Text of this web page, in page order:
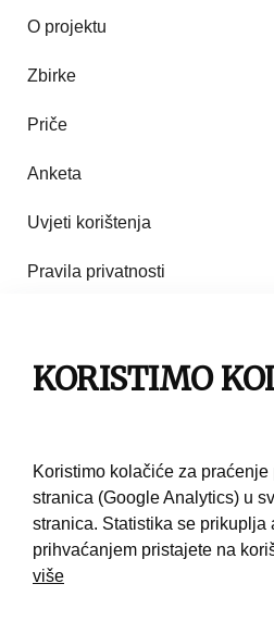
O projektu
Zbirke
Priče
Anketa
Uvjeti korištenja
Pravila privatnosti
Pravila korištenja
KORISTIMO
Koristimo kolačiće za
stranica (Google Analytics) u
stranica. Statistika se prikuplja
prihvaćanjem pristajete na
više